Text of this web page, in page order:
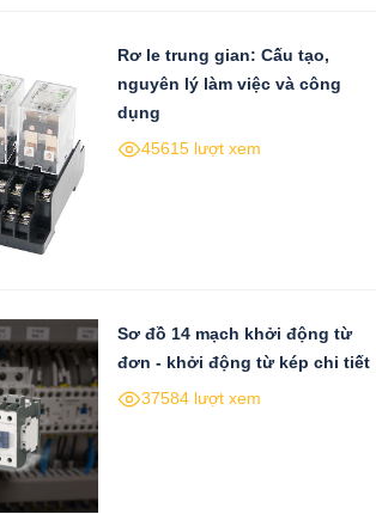
Rơ le trung gian: Cấu tạo,
nguyên lý làm việc và công
dụng
45615 lượt xem
Sơ đồ 14 mạch khởi động từ
đơn - khởi động từ kép chi tiết
37584 lượt xem